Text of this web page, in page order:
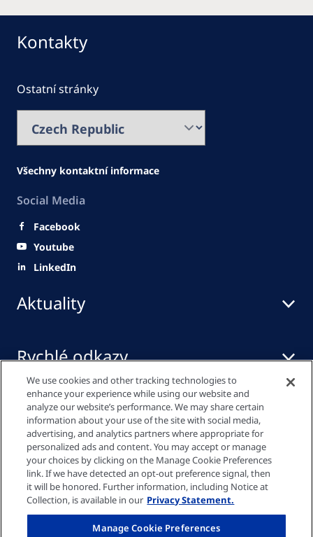
Aktuality
Rychlé odkazy
Mediální centrum
Kontakty
Ostatní stránky
Všechny kontaktní informace
Social Media
Facebook
Youtube
LinkedIn
Zásady ochrany osobních údajů
Nastavení cookies
We use cookies and other tracking technologies to
enhance your experience while using our website and
analyze our website’s performance. We may share certain
information about your use of the site with social media,
advertising, and analytics partners where appropriate for
personalized ads and content. You may accept or manage
your choices by clicking on the Manage Cookie Preferences
link. If we have detected an opt-out preference signal, then
it will be honored. Further information, including Notice at
Collection, is available in our Privacy Statement.
Manage Cookie Preferences